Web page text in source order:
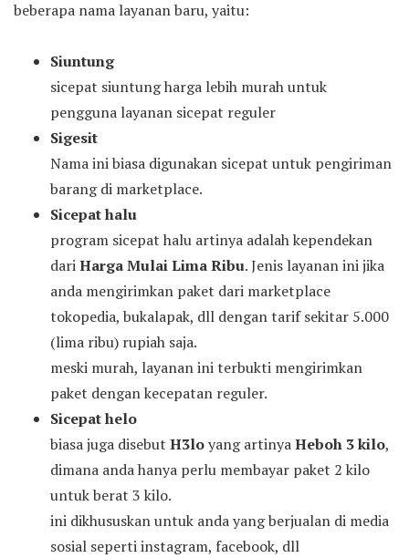
beberapa nama layanan baru, yaitu:
Siuntung
sicepat siuntung harga lebih murah untuk
pengguna layanan sicepat reguler
Sigesit
Nama ini biasa digunakan sicepat untuk pengiriman
barang di marketplace.
Sicepat halu
program sicepat halu artinya adalah kependekan
dariHarga Mulai Lima Ribu. Jenis layanan ini jika
anda mengirimkan paket dari marketplace
tokopedia, bukalapak, dll dengan tarif sekitar 5.000
(lima ribu) rupiah saja.
meski murah, layanan ini terbukti mengirimkan
paket dengan kecepatan reguler.
Sicepat helo
biasa juga disebut H3loyang artinyaHeboh 3 kilo,
dimana anda hanya perlu membayar paket 2 kilo
untuk berat 3 kilo.
ini dikhususkan untuk anda yang berjualan di media
sosial seperti instagram, facebook, dll